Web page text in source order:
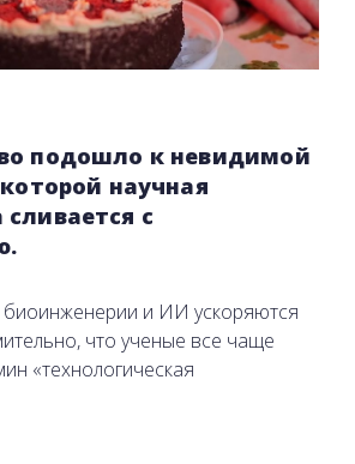
подошло к невидимой
научная
с
и ИИ ускоряются
что ученые все чаще
«технологическая